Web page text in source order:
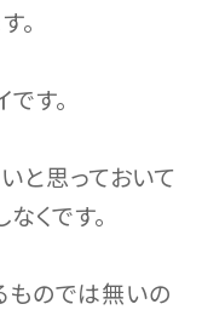
。
す。
と思っておいて
くです。
ものでは無いの